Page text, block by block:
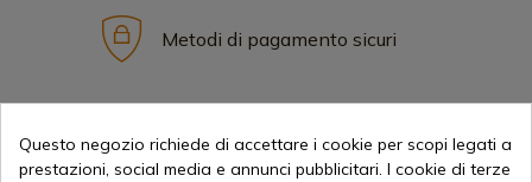
Metodi di pagamento sicuri
Spedizioni Internazionali
Questo negozio richiede di accettare i cookie per scopi legati a
prestazioni, social media e annunci pubblicitari. I cookie di terze